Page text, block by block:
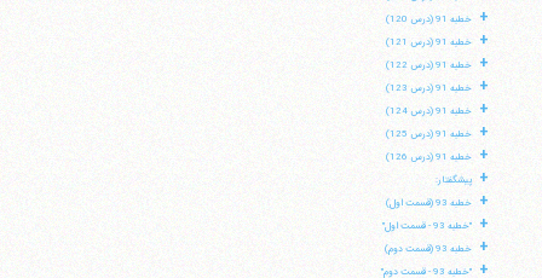
+ خطبه 91 (درس 120)
+ خطبه 91 (درس 121)
+ خطبه 91 (درس 122)
+ خطبه 91 (درس 123)
+ خطبه 91 (درس 124)
+ خطبه 91 (درس 125)
+ خطبه 91 (درس 126)
+ پیشگفتار:
+ خطبه 93 (قسمت اول)
+ "خطبه 93 - قسمت اول"
+ خطبه 93 (قسمت دوم)
+ "خطبه 93 - قسمت دوم"